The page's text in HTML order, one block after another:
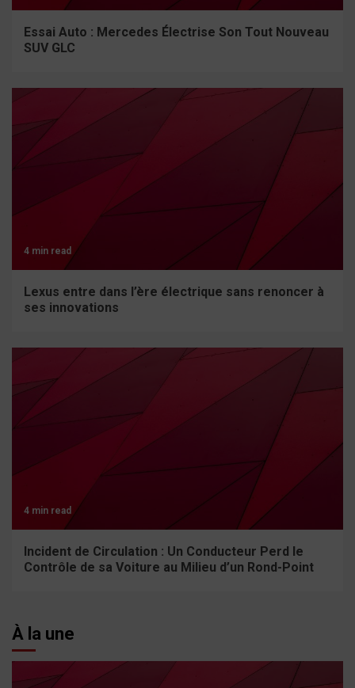
Essai Auto : Mercedes Électrise Son Tout Nouveau
SUV GLC
4 min read
Lexus entre dans l’ère électrique sans renoncer à
ses innovations
4 min read
Incident de Circulation : Un Conducteur Perd le
Contrôle de sa Voiture au Milieu d’un Rond-Point
À la une